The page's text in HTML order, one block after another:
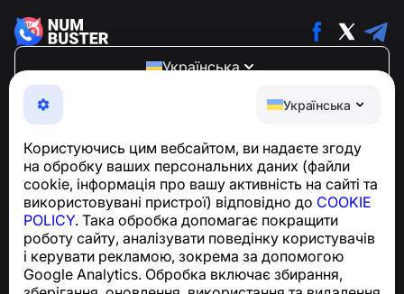
Українська
Користуючись цим вебсайтом, ви надаєте згоду
на обробку ваших персональних даних (файли
cookie, інформація про вашу активність на сайті та
використовувані пристрої) відповідно до COOKIE
POLICY. Така обробка допомагає покращити
роботу сайту, аналізувати поведінку користувачів
і керувати рекламою, зокрема за допомогою
Google Analytics. Обробка включає збирання,
Українська
NumBuster © 2013—2026 ·
support@numbuster.com
Зручний додаток, що захищає вас від телефонного
З питань відповідності GDPR:
support@numbuster.com
Центр допомоги
Новини та статті
Про проєкт
Контакти